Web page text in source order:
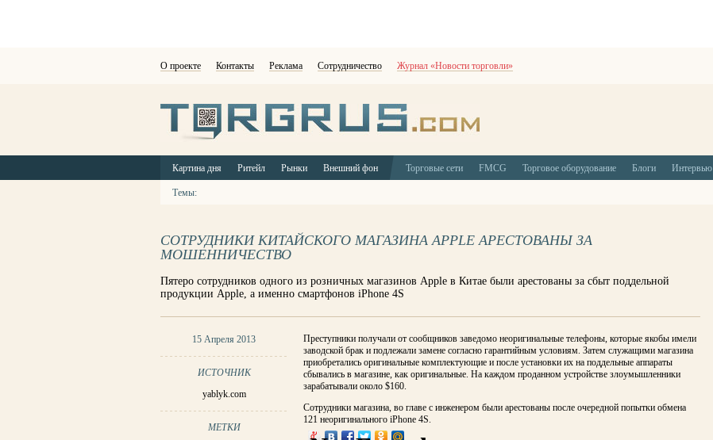
О проекте Контакты Реклама Сотрудничество Журнал «Новости торговли»
Картина дня Ритейл Рынки Внешний фон Торговые сети FMCG Торговое оборудование Блоги Интервью
Темы:
СОТРУДНИКИ КИТАЙСКОГО МАГАЗИНА APPLE АРЕСТОВАНЫ ЗА
МОШЕННИЧЕСТВО
Пятеро сотрудников одного из розничных магазинов Apple в Китае были арестованы за сбыт поддельной
продукции Apple, а именно смартфонов iPhone 4S
15 Апреля 2013
ИСТОЧНИК
yablyk.com
МЕТКИ
Преступники получали от сообщников заведомо неоригинальные телефоны, которые якобы имели
заводской брак и подлежали замене согласно гарантийным условиям. Затем служащими магазина
приобретались оригинальные комплектующие и после установки их на поддельные аппараты
сбывались в магазине, как оригинальные. На каждом проданном устройстве злоумышленники
зарабатывали около $160.
Сотрудники магазина, во главе с инженером были арестованы после очередной попытки обмена
121 неоригинального iPhone 4S.